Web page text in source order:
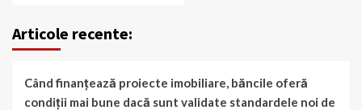
Articole recente:
Când finanțează proiecte imobiliare, băncile oferă
condiții mai bune dacă sunt validate standardele noi de